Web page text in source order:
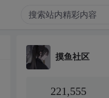
摸鱼社区
221,555